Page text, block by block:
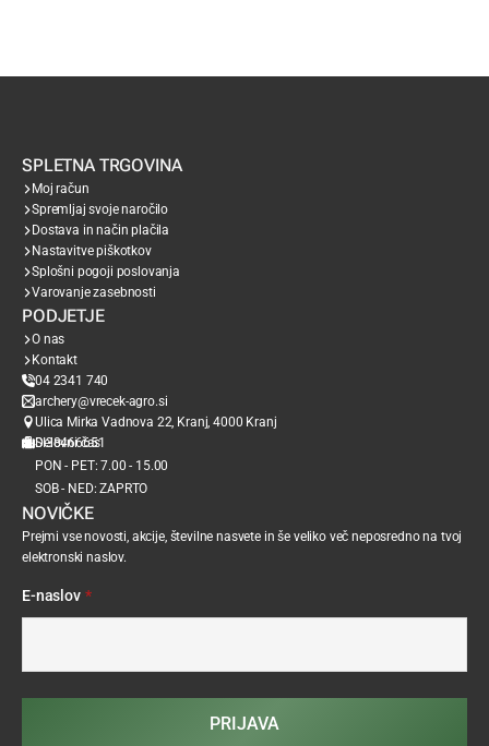
SPLETNA TRGOVINA
Moj račun
Spremljaj svoje naročilo
Dostava in način plačila
Nastavitve piškotkov
Splošni pogoji poslovanja
Varovanje zasebnosti
PODJETJE
O nas
Kontakt
04 2341 740
archery@vrecek-agro.si
Ulica Mirka Vadnova 22, Kranj, 4000 Kranj
SI38466651
Delovni čas
PON - PET: 7.00 - 15.00
SOB - NED: ZAPRTO
NOVIČKE
Prejmi vse novosti, akcije, številne nasvete in še veliko več neposredno na tvoj
elektronski naslov.
E-naslov *
PRIJAVA